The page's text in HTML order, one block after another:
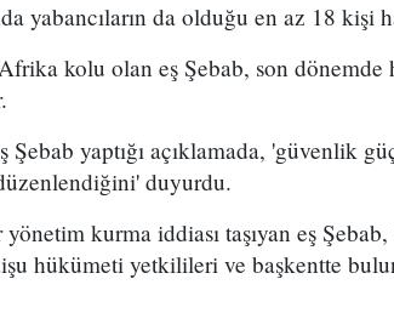
yabancıların da olduğu en az 18 kişi
kolu olan eş Şebab, son
Şebab yaptığı açıklamada, 'güvenlik
duyurdu.
kurma iddiası taşıyan eş
hükümeti yetkilileri ve başkentte